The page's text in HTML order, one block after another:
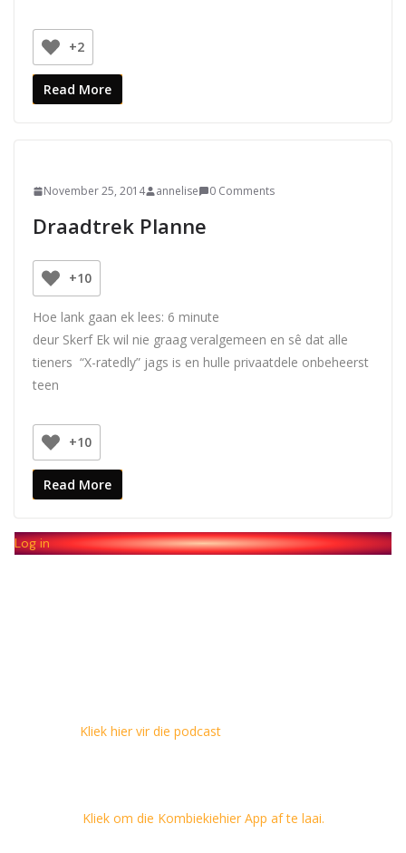
+2
Read More
November 25, 2014 annelise 0 Comments
Draadtrek Planne
+10
Hoe lank gaan ek lees: 6 minute
deur Skerf Ek wil nie graag veralgemeen en sê dat alle
tieners “X-ratedly” jags is en hulle privaatdele onbeheerst
teen
+10
Read More
Log in
Kliek hier vir die podcast
Kliek om die Kombiekiehier App af te laai.